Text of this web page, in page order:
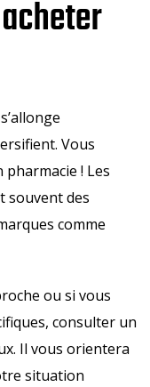
Vous
! Les
souvent des
comme
ou si vous
consulter un
Il vous orientera
situation